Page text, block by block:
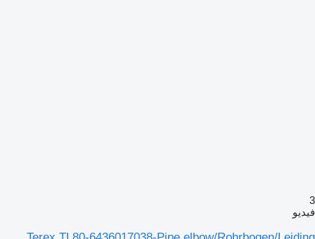
3
فيديو